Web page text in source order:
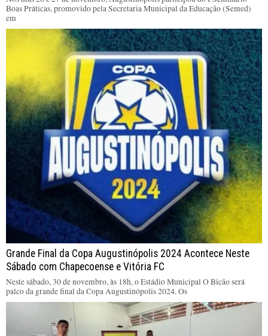
Boas Práticas, promovido pela Secretaria Municipal da Educação (Semed)
em
Grande Final da Copa Augustinópolis 2024 Acontece Neste
Sábado com Chapecoense e Vitória FC
Neste sábado, 30 de novembro, às 18h, o Estádio Municipal O Bicão será
palco da grande final da Copa Augustinópolis 2024. Os